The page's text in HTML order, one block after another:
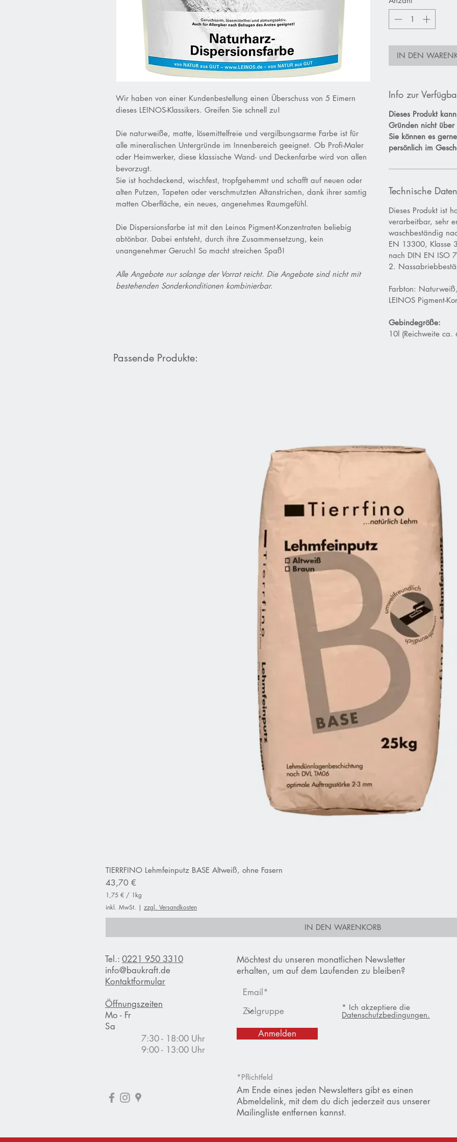
Wir haben von einer Kundenbestellung einen Überschuss von 5 Eimern
dieses LEINOS-Klassikers. Greifen Sie schnell zu!
Die naturweiße, matte, lösemittelfreie und vergilbungsarme Farbe ist für
alle mineralischen Untergründe im Innenbereich geeignet. Ob Profi-Maler
oder Heimwerker, diese klassische Wand- und Deckenfarbe wird von allen
bevorzugt.
Sie ist hochdeckend, wischfest, tropfgehemmt und schafft auf neuen oder
alten Putzen, Tapeten oder verschmutzten Altanstrichen, dank ihrer samtig
matten Oberfläche, ein neues, angenehmes Raumgefühl.
Die Dispersionsfarbe ist mit den Leinos Pigment-Konzentraten beliebig
abtönbar. Dabei entsteht, durch ihre Zusammensetzung, kein
unangenehmer Geruch! So macht streichen Spaß!
Alle Angebote nur solange der Vorrat reicht. Die Angebote sind nicht mit
bestehenden Sonderkonditionen kombinierbar.
IN DEN
Info zur
Dieses Produkt
Gründen nicht
Sie können es
persönlich im
Technische Daten
Dieses Produkt ist
verarbeitbar, sehr
waschbeständig
EN 13300, Klasse
nach DIN EN ISO
2.
Farbton:
LEINOS Pigment-
Gebindegröße:
10l (Reichweite ca.
Passende Produkte:
TIERRFINO Lehmfeinputz BASE Altweiß, ohne Fasern
Preis
43,70 €
1,75 € / 1kg
1
,
7
r
o
1
K
l
o
g
r
inkl. MwSt. | zzgl. Versandkosten
IN DEN WARENKORB
Tel.: 0221 950 3310
info@baukraft.de
Kontaktformular
Öffnungszeiten
Mo - Fr
Sa
7:30 - 18:00 Uhr
9:00 - 13:00 Uhr
Möchtest du unseren monatlichen Newsletter
erhalten, um auf dem Laufenden zu bleiben?
* Ich akzeptiere die
Datenschutzbedingungen.
Anmelden
*Pflichtfeld
Am Ende eines jeden Newsletters gibt es einen
Abmeldelink, mit dem du dich jederzeit aus unserer
Mailingliste entfernen kannst.